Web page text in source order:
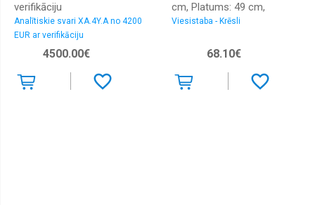
verifikāciju
Analītiskie svari XA.4Y.A no 4200
EUR ar verifikāciju
4500.00€
cm, Platums: 49 cm,
Dziļums: 54 cm, Sēdvietas
tērauds, Apdare: audums,
Krāsa: rozā
Viesistaba - Krēsli
68.10€